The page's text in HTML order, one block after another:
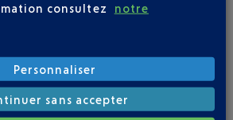
Vols par semaine,
consultez
notre
Personnaliser
sans accepter